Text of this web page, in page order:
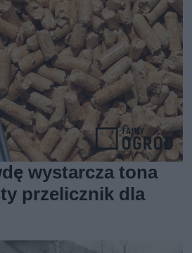
wystarcza tona
przelicznik dla